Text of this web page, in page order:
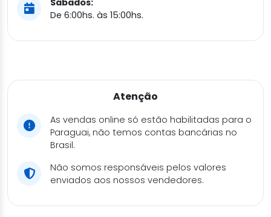
Sábados:
De 6:00hs. às 15:00hs.
Atenção
As vendas online só estão habilitadas para o
Paraguai, não temos contas bancárias no
Brasil.
Não somos responsáveis pelos valores
enviados aos nossos vendedores.